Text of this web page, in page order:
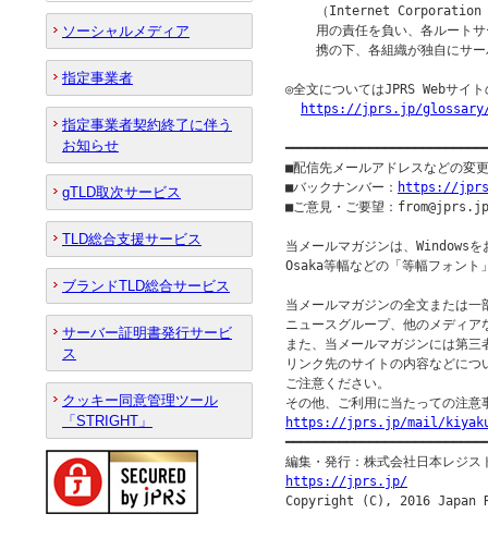
（Internet Corporation
用の責任を負い、各ルート
携の下、各組織が独自にサ
◎全文についてはJPRS Webサイ
https://jprs.jp/glossary/
■配信先メールアドレスなどの変
■バックナンバー： https://
■ご意見・ご要望：from@jprs.jp
当メールマガジンは、Windowsを
Osaka等幅などの「等幅フォント
当メールマガジンの全文または一
ニュースグループ、他のメディ
また、当メールマガジンには第
リンク先のサイトの内容などに
ご注意ください。
https://jprs.jp/mail/
https://jprs.jp/
ソーシャルメディア
指定事業者
指定事業者契約終了に伴う
お知らせ
gTLD取次サービス
TLD総合支援サービス
ブランドTLD総合サービス
サーバー証明書発行サービ
ス
クッキー同意管理ツール
「STRIGHT」